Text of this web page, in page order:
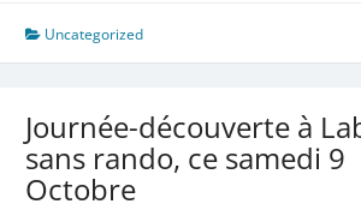
Jeudi
21
Uncategorized
Journée-découverte à
sans rando, ce samedi 9
Octobre